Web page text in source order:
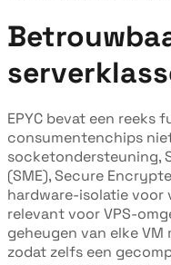
EPYC bevat een reeks
consumentenchips
socketondersteuning,
(SME), Secure
hardware-isolatie voor
relevant voor VPS-
geheugen van elke
zodat zelfs een